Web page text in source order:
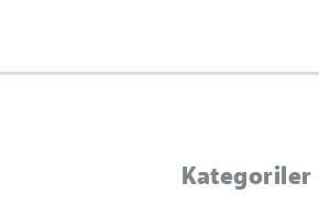
Kategoriler